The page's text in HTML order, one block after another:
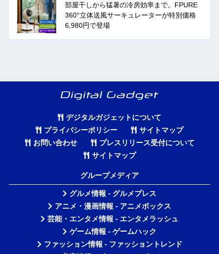
部屋干しから猛暑の冷房効率まで。FPURE
360°立体送風サーキュレーターが特別価格
6,980円で登場
デジタルガジェットについて
プライバシーポリシー
サイトマップ
お問い合わせ
プレスリリース受付について
サイトマップ
グループメディア
グルメ情報 - グルメプレス
アニメ・漫画情報 - アニメボックス
芸能・エンタメ情報 - エンタメラッシュ
ゲーム情報 - ゲームハック
ファッション情報 - ファッショントレンド